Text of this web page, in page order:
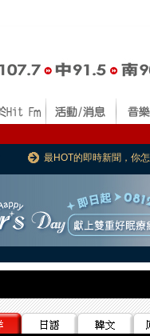
最HOT的即時新聞，你